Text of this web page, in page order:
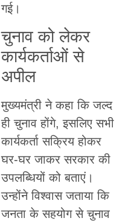
गई।
चुनाव को लेकर
कार्यकर्ताओं से
अपील
मुख्यमंत्री ने कहा कि जल्द
ही चुनाव होंगे, इसलिए सभी
कार्यकर्ता सक्रिय होकर
घर-घर जाकर सरकार की
उपलब्धियों को बताएं।
उन्होंने विश्वास जताया कि
जनता के सहयोग से चुनाव